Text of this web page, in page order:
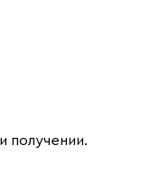
получении.